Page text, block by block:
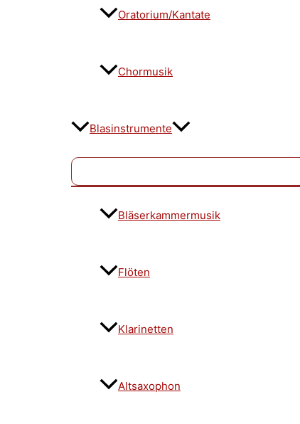
Oratorium/Kantate
Chormusik
Blasinstrumente
Bläserkammermusik
Flöten
Klarinetten
Altsaxophon